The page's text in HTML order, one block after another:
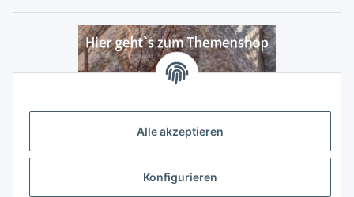
Alle akzeptieren
Konfigurieren